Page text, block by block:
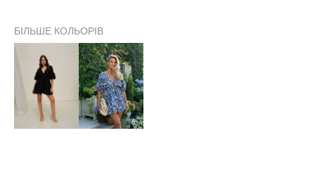
БІЛЬШЕ КОЛЬОРІВ